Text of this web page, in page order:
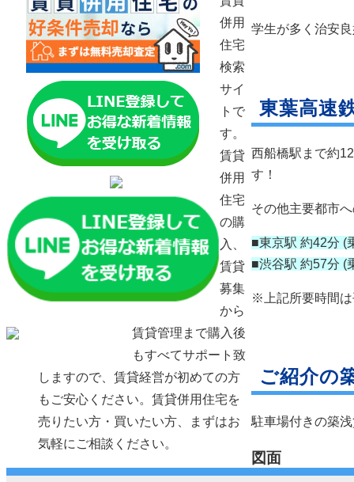
学生が多く治安
東葉高速
西船橋駅まで約
す！
その他主要都市
■東京駅 約42分
■渋谷駅 約57分
※上記所要時間は
ご紹介の
駐車場付きの築
図面
併用
住宅
検索
サイ
トで
す。
賃貸
併用
住宅
の購
入、
賃貸
募集
から
賃貸管理まで購入後
もすべてサポート致
しますので、賃貸経営が初めての方
もご安心ください。賃貸併用住宅を
売りたい方・買いたい方、まずはお
気軽にご相談ください。